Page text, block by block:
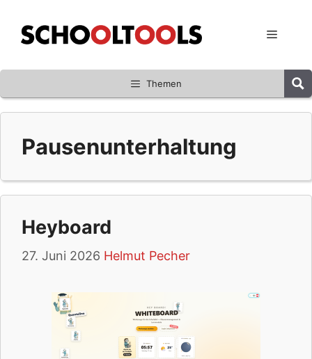
Inhalt
springen
Menü
Themen
Pausenunterhaltung
Heyboard
27. Juni 2026 Helmut Pecher